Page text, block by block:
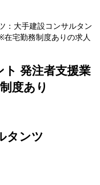
：大手建設コンサルタン
在宅勤務制度ありの求人
発注者支援業
度あり
タンツ